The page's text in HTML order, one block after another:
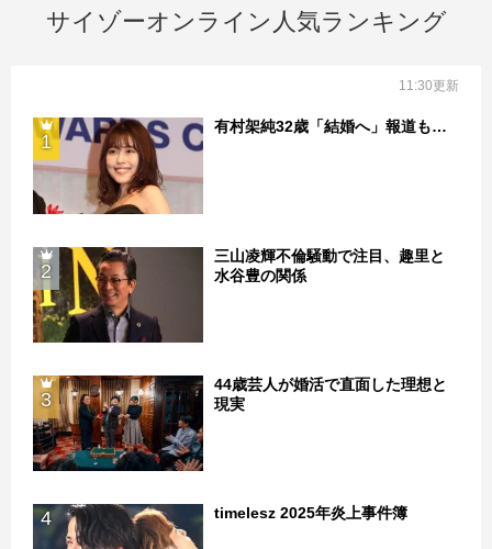
サイゾーオンライン人気ランキング
11:30更新
1
有村架純32歳「結婚へ」報道も…
2
三山凌輝不倫騒動で注目、趣里と
水谷豊の関係
3
44歳芸人が婚活で直面した理想と
現実
4 timelesz 2025年炎上事件簿